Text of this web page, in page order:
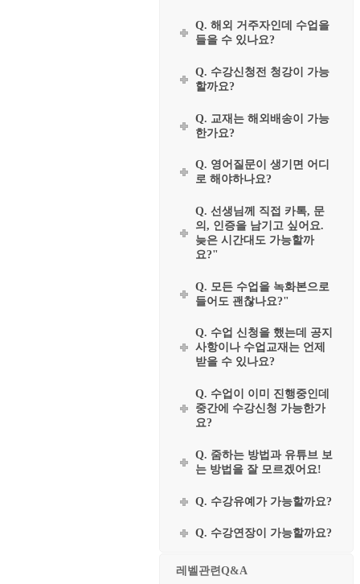
Q. 해외 거주자인데 수업을
들을 수 있나요?
Q. 수강신청전 청강이 가능
할까요?
Q. 교재는 해외배송이 가능
한가요?
Q. 영어질문이 생기면 어디
로 해야하나요?
Q. 선생님께 직접 카톡, 문
의, 인증을 남기고 싶어요.
늦은 시간대도 가능할까
요?"
Q. 모든 수업을 녹화본으로
들어도 괜찮나요?"
Q. 수업 신청을 했는데 공지
사항이나 수업교재는 언제
받을 수 있나요?
Q. 수업이 이미 진행중인데
중간에 수강신청 가능한가
요?
Q. 줌하는 방법과 유튜브 보
는 방법을 잘 모르겠어요!
Q. 수강유예가 가능할까요?
Q. 수강연장이 가능할까요?
레벨관련Q&A